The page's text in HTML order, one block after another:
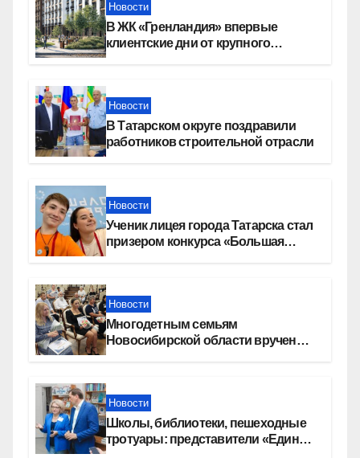
Новости
В ЖК «Гренландия» впервые
клиентские дни от крупного
Новости
В Татарском округе поздравили
работников строительной отрасли
Новости
Ученик лицея города Татарска стал
призером конкурса «Большая
Новости
Многодетным семьям
Новосибирской области вручены
Новости
Школы, библиотеки, пешеходные
тротуары: представители «Единой